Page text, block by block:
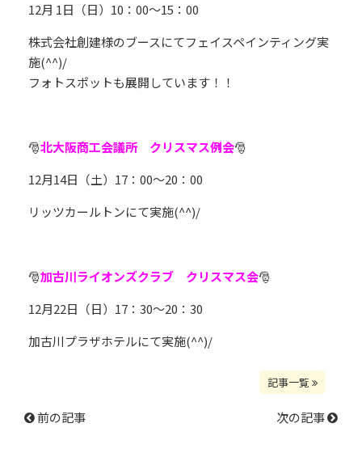
12月 1日（日）10：00～15：00
株式会社創建様のブースにてフェイスペインティング実
施(^^)/
フォトスポットも展開しています！！
🎅北大阪商工会議所 クリスマス例会🎅
12月14日（土）17：00～20：00
リッツカールトンにて実施(^^)/
🎅加古川ライオンズクラブ クリスマス会🎅
12月22日（日）17：30～20：30
加古川プラザホテルにて実施(^^)/
記事一覧
前の記事 次の記事